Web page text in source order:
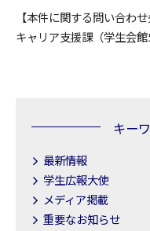
【本件に関する問い合わ
キャリア支援課（学生会
キー
最新情報
学生広報大使
メディア掲載
重要なお知らせ